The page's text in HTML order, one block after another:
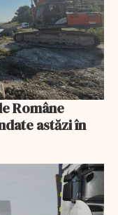
Române
astăzi în